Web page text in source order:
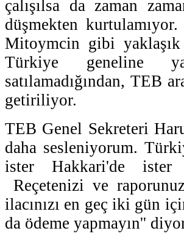
çalışılsa da zaman
düşmekten
Mitoymcin gibi
Türkiye geneline
satılamadığından, TEB
getiriliyor.
TEB Genel Sekreteri
daha sesleniyorum.
ister Hakkari'de ister
Reçetenizi ve
ilacınızı en geç iki gün
da ödeme yapmayın''